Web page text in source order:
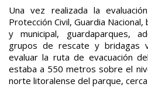
Una vez realizada la
Protección Civil, Guardia
y municipal, guardaparques,
grupos de rescate y bridagas
evaluar la ruta de evacuación
estaba a 550 metros sobre el
norte litoralense del parque,